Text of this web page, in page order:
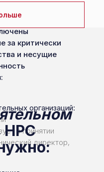
за критически
и несущие
организаций:
в принятии
директор,
НРС